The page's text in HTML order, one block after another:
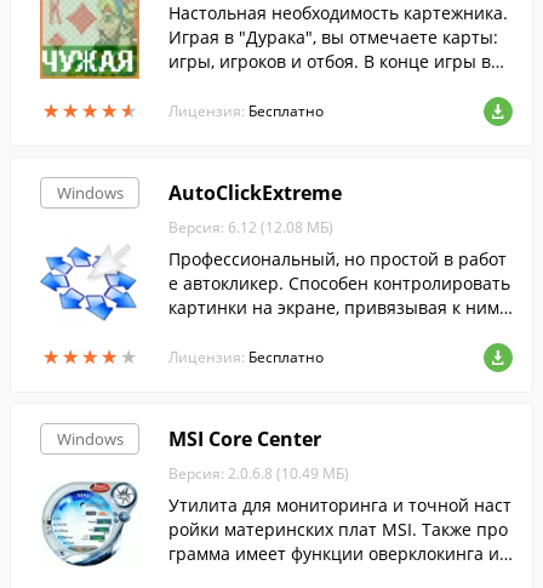
★★★★★
★★★★★
Настольная необходимость картежника.
Играя в "Дурака", вы отмечаете карты:
игры, игроков и отбоя. В конце игры вы
Лицензия: Бесплатно
Windows
★★★★ ★
★★★★ ★
AutoClickExtreme
Версия: 6.12 (12.08 МБ)
Профессиональный, но простой в работ
е автокликер. Способен контролировать
картинки на экране, привязывая к ним
айденной картинки.
Лицензия: Бесплатно
Windows MSI Core Center
Версия: 2.0.6.8 (10.49 МБ)
Утилита для мониторинга и точной наст
ройки материнских плат MSI. Также про
грамма имеет функции оверклокинга и